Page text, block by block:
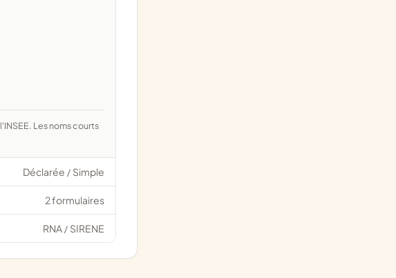
Déclarée / Simple
2 formulaires
RNA / SIRENE